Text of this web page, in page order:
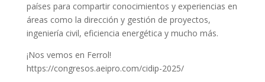
países para compartir conocimientos y experiencias en
áreas como la dirección y gestión de proyectos,
ingeniería civil, eficiencia energética y mucho más.
¡Nos vemos en Ferrol!
https://congresos.aeipro.com/cidip-2025/